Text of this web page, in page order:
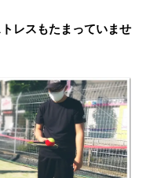
レスもたまっていませ